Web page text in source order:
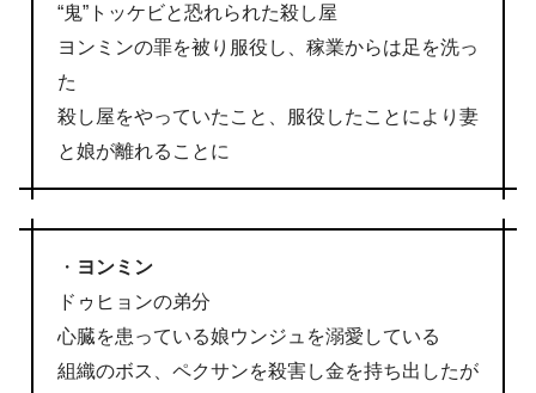
“鬼”トッケビと恐れられた殺し屋
ヨンミンの罪を被り服役し、稼業からは足を洗っ
た
殺し屋をやっていたこと、服役したことにより妻
と娘が離れることに
・ ヨンミン
ドゥヒョンの弟分
心臓を患っている娘ウンジュを溺愛している
組織のボス、ペクサンを殺害し金を持ち出したが